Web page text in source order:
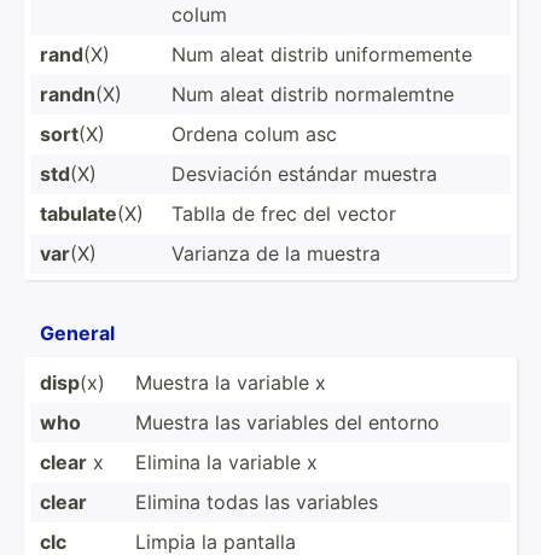
colum
rand(X)
Num aleat distrib unifor­memente
randn(X)
Num aleat distrib normal­emtne
sort(X)
Ordena colum asc
std(X)
Desviación estándar muestra
tabulate(X)
Tablla de frec del vector
var(X) Varianza de la muestra
General
disp(x)
Muestra la variable x
who
Muestra las variables del entorno
clear x
Elimina la variable x
clear
Elimina todas las variables
clc
Limpia la pantalla